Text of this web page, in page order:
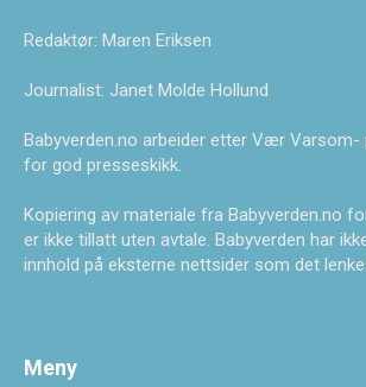
Redaktør: Maren Eriksen
Journalist: Janet Molde Hollund
Babyverden.no arbeider etter Vær Varsom-
for god presseskikk.
Kopiering av materiale fra Babyverden.no
er ikke tillatt uten avtale. Babyverden har
innhold på eksterne nettsider som det
Meny